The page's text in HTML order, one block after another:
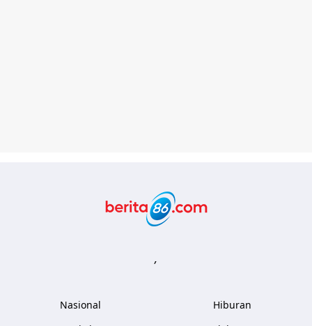
,
Nasional
Hiburan